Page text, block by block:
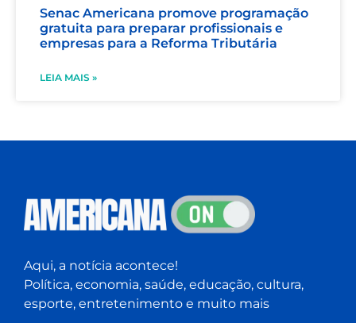
Senac Americana promove programação
gratuita para preparar profissionais e
empresas para a Reforma Tributária
LEIA MAIS »
Aqui, a notícia acontece!
Política, economia, saúde, educação, cultura,
esporte, entretenimento e muito mais